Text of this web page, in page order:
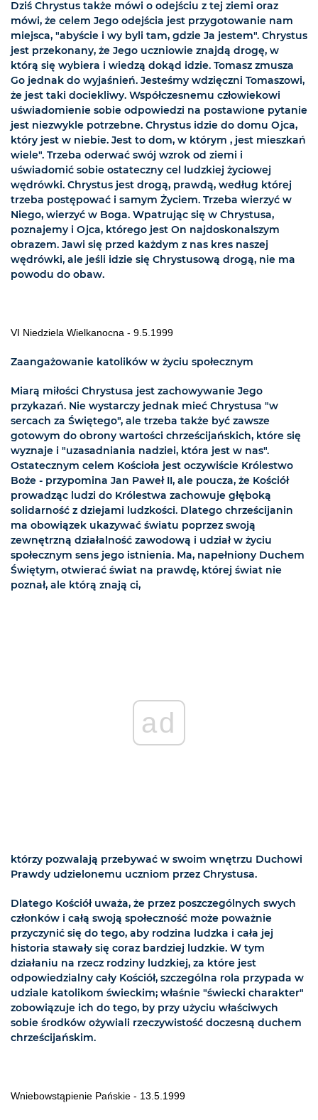
Dziś Chrystus także mówi o odejściu z tej ziemi oraz
mówi, że celem Jego odejścia jest przygotowanie nam
miejsca, "abyście i wy byli tam, gdzie Ja jestem". Chrystus
jest przekonany, że Jego uczniowie znajdą drogę, w
którą się wybiera i wiedzą dokąd idzie. Tomasz zmusza
Go jednak do wyjaśnień. Jesteśmy wdzięczni Tomaszowi,
że jest taki dociekliwy. Współczesnemu człowiekowi
uświadomienie sobie odpowiedzi na postawione pytanie
jest niezwykle potrzebne. Chrystus idzie do domu Ojca,
który jest w niebie. Jest to dom, w którym , jest mieszkań
wiele". Trzeba oderwać swój wzrok od ziemi i
uświadomić sobie ostateczny cel ludzkiej życiowej
wędrówki. Chrystus jest drogą, prawdą, według której
trzeba postępować i samym Życiem. Trzeba wierzyć w
Niego, wierzyć w Boga. Wpatrując się w Chrystusa,
poznajemy i Ojca, którego jest On najdoskonalszym
obrazem. Jawi się przed każdym z nas kres naszej
wędrówki, ale jeśli idzie się Chrystusową drogą, nie ma
powodu do obaw.
VI Niedziela Wielkanocna - 9.5.1999
Zaangażowanie katolików w życiu społecznym
Miarą miłości Chrystusa jest zachowywanie Jego
przykazań. Nie wystarczy jednak mieć Chrystusa "w
sercach za Świętego", ale trzeba także być zawsze
gotowym do obrony wartości chrześcijańskich, które się
wyznaje i "uzasadniania nadziei, która jest w nas".
Ostatecznym celem Kościoła jest oczywiście Królestwo
Boże - przypomina Jan Paweł II, ale poucza, że Kościół
prowadząc ludzi do Królestwa zachowuje głęboką
solidarność z dziejami ludzkości. Dlatego chrześcijanin
ma obowiązek ukazywać światu poprzez swoją
zewnętrzną działalność zawodową i udział w życiu
społecznym sens jego istnienia. Ma, napełniony Duchem
Świętym, otwierać świat na prawdę, której świat nie
poznał, ale którą znają ci,
ad
którzy pozwalają przebywać w swoim wnętrzu Duchowi
Prawdy udzielonemu uczniom przez Chrystusa.
Dlatego Kościół uważa, że przez poszczególnych swych
członków i całą swoją społeczność może poważnie
przyczynić się do tego, aby rodzina ludzka i cała jej
historia stawały się coraz bardziej ludzkie. W tym
działaniu na rzecz rodziny ludzkiej, za które jest
odpowiedzialny cały Kościół, szczególna rola przypada w
udziale katolikom świeckim; właśnie "świecki charakter"
zobowiązuje ich do tego, by przy użyciu właściwych
sobie środków ożywiali rzeczywistość doczesną duchem
chrześcijańskim.
Wniebowstąpienie Pańskie - 13.5.1999